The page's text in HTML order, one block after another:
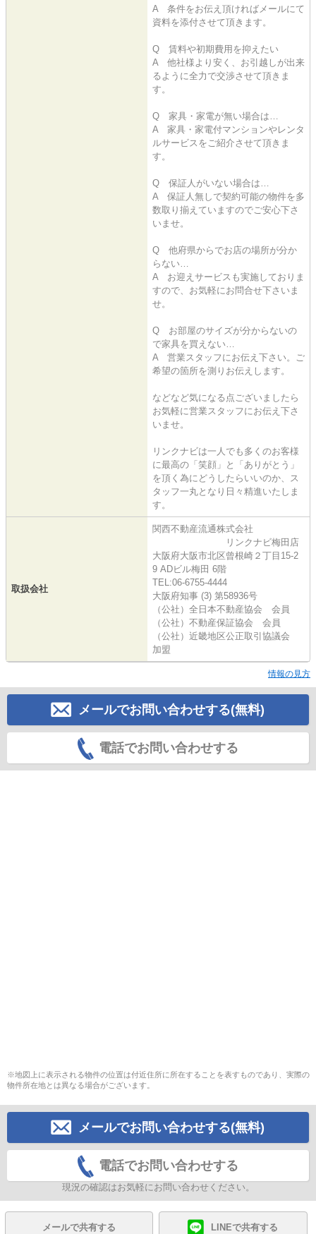
A 条件をお伝え頂ければメールにて
資料を添付させて頂きます。
Q 賃料や初期費用を抑えたい
A 他社様より安く、お引越しが出来
るように全力で交渉させて頂きま
す。
Q 家具・家電が無い場合は…
A 家具・家電付マンションやレンタ
ルサービスをご紹介させて頂きま
す。
Q 保証人がいない場合は…
A 保証人無しで契約可能の物件を多
数取り揃えていますのでご安心下さ
いませ。
Q 他府県からでお店の場所が分か
らない…
A お迎えサービスも実施しておりま
すので、お気軽にお問合せ下さいま
せ。
Q お部屋のサイズが分からないの
で家具を買えない…
A 営業スタッフにお伝え下さい。ご
希望の箇所を測りお伝えします。
などなど気になる点ございましたら
お気軽に営業スタッフにお伝え下さ
いませ。
リンクナビは一人でも多くのお客様
に最高の「笑顔」と「ありがとう」
を頂く為にどうしたらいいのか、ス
タッフ一丸となり日々精進いたしま
す。
取扱会社
関西不動産流通株式会社
リンクナビ梅田店
大阪府大阪市北区曾根崎２丁目15-2
9 ADビル梅田 6階
TEL:06-6755-4444
大阪府知事 (3) 第58936号
（公社）全日本不動産協会 会員
（公社）不動産保証協会 会員
（公社）近畿地区公正取引協議会
加盟
情報の見方
メールでお問い合わせする(無料)
電話でお問い合わせする
※地図上に表示される物件の位置は付近住所に所在することを表すものであり、実際の
物件所在地とは異なる場合がございます。
メールでお問い合わせする(無料)
電話でお問い合わせする
現況の確認はお気軽にお問い合わせください。
メールで共有する LINEで共有する